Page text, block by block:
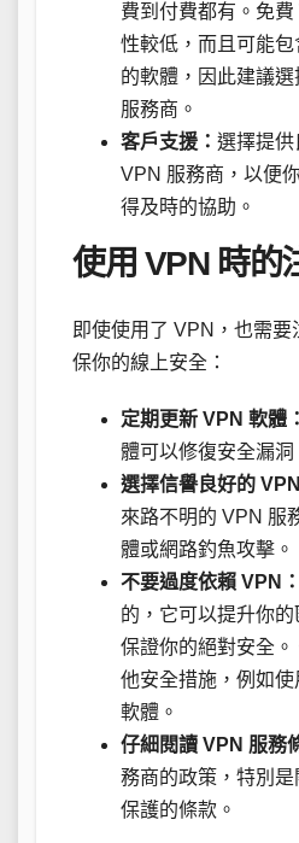
費到付費都有。免
性較低，而且可能
的軟體，因此建議
服務商。
客戶支援： 選擇提供
VPN 服務商，以便
得及時的協助。
使用 VPN 時的
即使使用了 VPN，也需
保你的線上安全：
定期更新 VPN 軟體：
體可以修復安全漏洞
選擇信譽良好的
來路不明的 VPN 服
體或網路釣魚攻擊。
不要過度依賴 VPN：
的，它可以提升你
保證你的絕對安全
他安全措施，例如
軟體。
仔細閱讀 VPN 服務
務商的政策，特別
保護的條款。